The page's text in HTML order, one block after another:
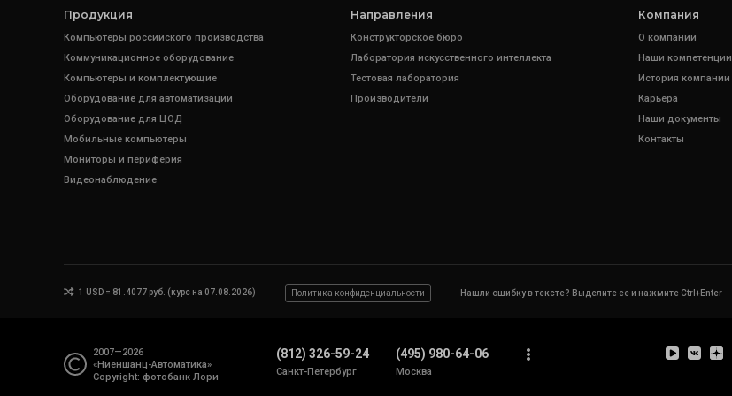
Продукция
Компьютеры российского производства
Коммуникационное оборудование
Компьютеры и комплектующие
Оборудование для автоматизации
Оборудование для ЦОД
Мобильные компьютеры
Мониторы и периферия
Видеонаблюдение
Направления
Конструкторское бюро
Лаборатория искусственного интеллекта
Тестовая лаборатория
Производители
Компания
О компании
Наши компетенции
История компании
Карьера
Наши документы
Контакты
1 USD = 81.4077 руб. (курс на 07.08.2026) Политика конфиденциальности Нашли ошибку в тексте? Выделите ее и нажмите Ctrl+Enter
2007—2026
«Ниеншанц-Автоматика»
Copyright: фотобанк Лори
(812) 326-59-24
Санкт-Петербург
(495) 980-64-06
Москва